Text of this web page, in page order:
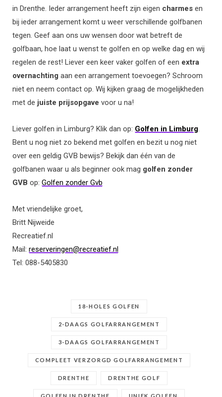
in Drenthe. Ieder arrangement heeft zijn eigen charmes en
bij ieder arrangement komt u weer verschillende golfbanen
tegen. Geef aan ons uw wensen door wat betreft de
golfbaan, hoe laat u wenst te golfen en op welke dag en wij
regelen de rest! Liever een keer vaker golfen of een extra
overnachting aan een arrangement toevoegen? Schroom
niet en neem contact op. Wij kijken graag de mogelijkheden
met de juiste prijsopgave voor u na!
Liever golfen in Limburg? Klik dan op: Golfen in Limburg.
Bent u nog niet zo bekend met golfen en bezit u nog niet
over een geldig GVB bewijs? Bekijk dan één van de
golfbanen waar u als beginner ook mag golfen zonder
GVB op: Golfen zonder Gvb
Met vriendelijke groet,
Britt Nijweide
Recreatief.nl
Mail: reserveringen@recreatief.nl
Tel: 088-5405830
18-HOLES GOLFEN
2-DAAGS GOLFARRANGEMENT
3-DAAGS GOLFARRANGEMENT
COMPLEET VERZORGD GOLFARRANGEMENT
DRENTHE DRENTHE GOLF
GOLFEN IN DRENTHE UNIEK GOLFEN